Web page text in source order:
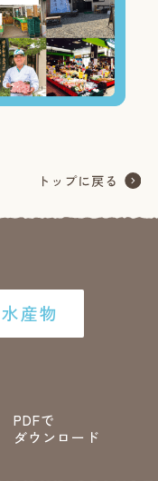
水産物
PDFで
ダウンロード